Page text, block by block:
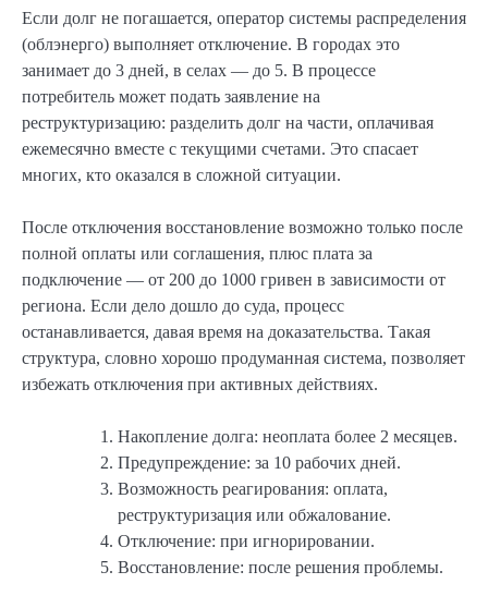
Если долг не погашается, оператор системы распределения
(облэнерго) выполняет отключение. В городах это
занимает до 3 дней, в селах — до 5. В процессе
потребитель может подать заявление на
реструктуризацию: разделить долг на части, оплачивая
ежемесячно вместе с текущими счетами. Это спасает
многих, кто оказался в сложной ситуации.
После отключения восстановление возможно только после
полной оплаты или соглашения, плюс плата за
подключение — от 200 до 1000 гривен в зависимости от
региона. Если дело дошло до суда, процесс
останавливается, давая время на доказательства. Такая
структура, словно хорошо продуманная система, позволяет
избежать отключения при активных действиях.
Накопление долга: неоплата более 2 месяцев.
Предупреждение: за 10 рабочих дней.
Возможность реагирования: оплата,
реструктуризация или обжалование.
Отключение: при игнорировании.
Восстановление: после решения проблемы.